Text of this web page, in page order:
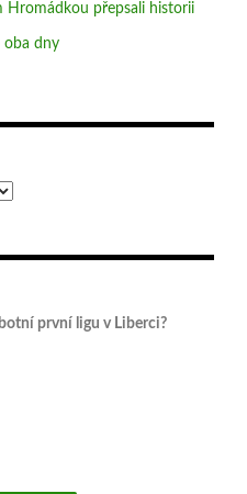
Hromádkou přepsali historii
oba dny
první ligu v Liberci?